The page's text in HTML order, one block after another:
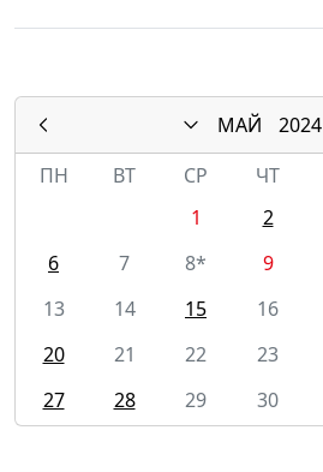
МАЙ
2024
ПН
ВТ СР ЧТ
1
2
6
7 8* 9
13
14 15 16
20
21 22 23
27
28 29 30